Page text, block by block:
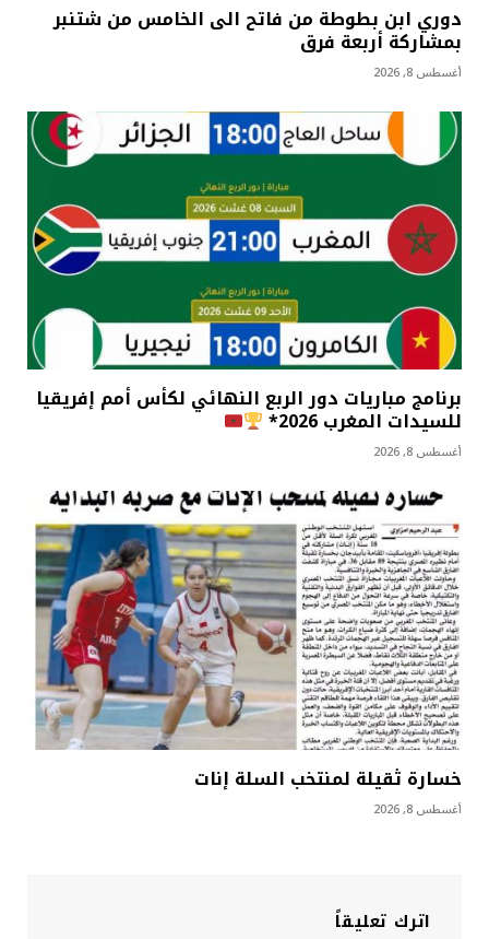
دوري ابن بطوطة من فاتح الى الخامس من شتنبر
بمشاركة أربعة فرق
أغسطس 8, 2026
برنامج مباريات دور الربع النهائي لكأس أمم إفريقيا
للسيدات المغرب 2026*
أغسطس 8, 2026
خسارة ثقيلة لمنتخب السلة إنات
أغسطس 8, 2026
اترك تعليقاً